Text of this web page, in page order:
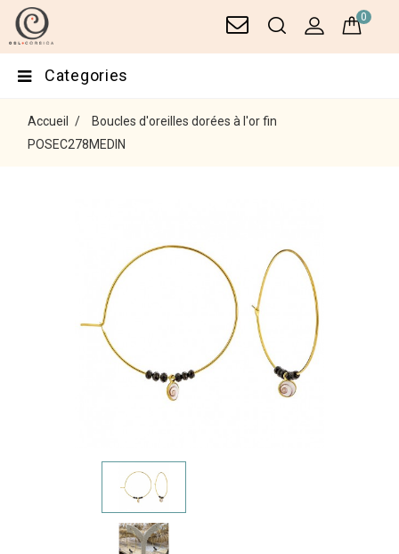
0
Categories
Accueil
Boucles d'oreilles dorées à l'or fin
POSEC278MEDIN